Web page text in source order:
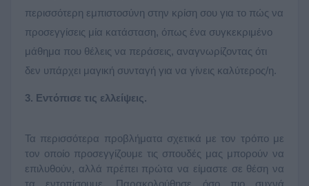
περισσότερη εμπιστοσύνη στην κρίση σου για το πώς να
προσεγγίσεις μία κατάσταση, όπως ένα συγκεκριμένο
μάθημα που θέλεις να περάσεις, αναγνωρίζοντας ότι
δεν υπάρχει μαγική συνταγή για να γίνεις καλύτερος/η.
3. Εντόπισε τις ελλείψεις.
Τα περισσότερα προβλήματα σχετικά με τον τρόπο με
τον οποίο προσεγγίζουμε τις σπουδές μας μπορούν να
επιλυθούν, αλλά πρέπει πρώτα να είμαστε σε θέση να